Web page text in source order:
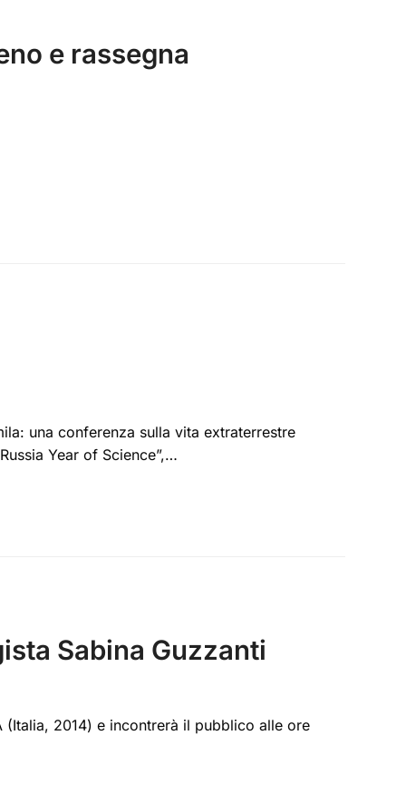
e rassegna
una conferenza sulla vita extraterrestre
Year of Science”,…
Sabina Guzzanti
(Italia, 2014) e incontrerà il pubblico alle ore